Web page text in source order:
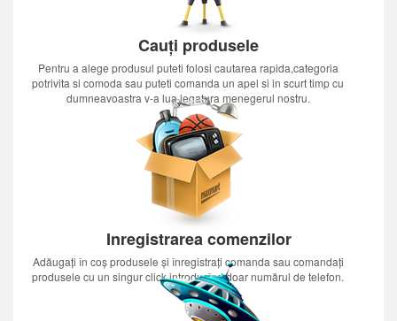
Cauți produsele
Pentru a alege produsul puteti folosi cautarea rapida,categoria
potrivita si comoda sau puteti comanda un apel si in scurt timp cu
dumneavoastra v-a lua legatura menegerul nostru.
Inregistrarea comenzilor
Adăugați în coș produsele și înregistrați comanda sau comandați
produsele cu un singur click introducînd doar numărul de telefon.